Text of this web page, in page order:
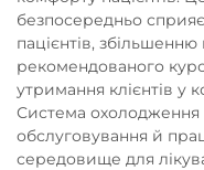
безпосередньо
пацієнтів,
рекомендованого
утримання клієнтів у
Система охолодження
обслуговування й
середовище для